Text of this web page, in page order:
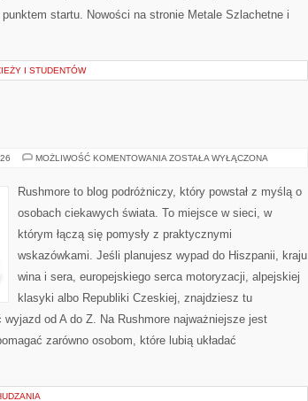
startu. Nowości na stronie Metale Szlachetne i
I STUDENTÓW
MOŻLIWOŚĆ KOMENTOWANIA ISLANDIA
ZOSTAŁA WYŁĄCZONA
Rushmore to blog podróżniczy, który powstał z myślą o
osobach ciekawych świata. To miejsce w sieci, w
którym łączą się pomysły z praktycznymi
wskazówkami. Jeśli planujesz wypad do Hiszpanii, kraju
wina i sera, europejskiego serca motoryzacji, alpejskiej
klasyki albo Republiki Czeskiej, znajdziesz tu
od A do Z. Na Rushmore najważniejsze jest
zarówno osobom, które lubią układać